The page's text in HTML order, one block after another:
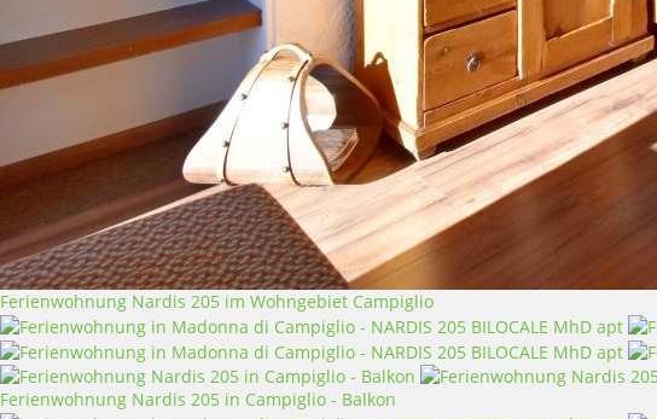
Ferienwohnung Nardis 205 im Wohngebiet Campiglio
Ferienwohnung Nardis 205 in Campiglio - Balkon